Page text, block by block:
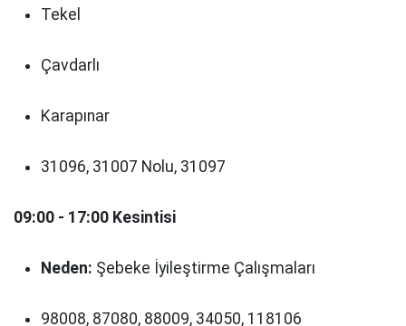
Tekel
Çavdarlı
Karapınar
31096, 31007 Nolu, 31097
09:00 - 17:00 Kesintisi
Neden: Şebeke İyileştirme Çalışmaları
98008, 87080, 88009, 34050, 118106